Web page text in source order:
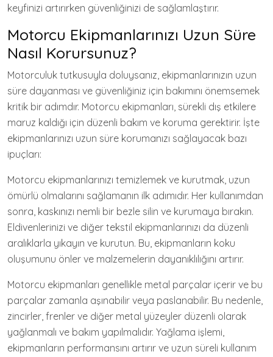
keyfinizi artırırken güvenliğinizi de sağlamlaştırır.
Motorcu Ekipmanlarınızı Uzun Süre
Nasıl Korursunuz?
Motorculuk tutkusuyla doluysanız, ekipmanlarınızın uzun
süre dayanması ve güvenliğiniz için bakımını önemsemek
kritik bir adımdır. Motorcu ekipmanları, sürekli dış etkilere
maruz kaldığı için düzenli bakım ve koruma gerektirir. İşte
ekipmanlarınızı uzun süre korumanızı sağlayacak bazı
ipuçları:
Motorcu ekipmanlarınızı temizlemek ve kurutmak, uzun
ömürlü olmalarını sağlamanın ilk adımıdır. Her kullanımdan
sonra, kaskınızı nemli bir bezle silin ve kurumaya bırakın.
Eldivenlerinizi ve diğer tekstil ekipmanlarınızı da düzenli
aralıklarla yıkayın ve kurutun. Bu, ekipmanların koku
oluşumunu önler ve malzemelerin dayanıklılığını artırır.
Motorcu ekipmanları genellikle metal parçalar içerir ve bu
parçalar zamanla aşınabilir veya paslanabilir. Bu nedenle,
zincirler, frenler ve diğer metal yüzeyler düzenli olarak
yağlanmalı ve bakım yapılmalıdır. Yağlama işlemi,
ekipmanların performansını artırır ve uzun süreli kullanım